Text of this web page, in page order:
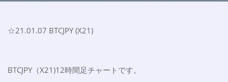
☆21.01.07 BTCJPY (X21)
BTCJPY（X21)12時間足チャートです。